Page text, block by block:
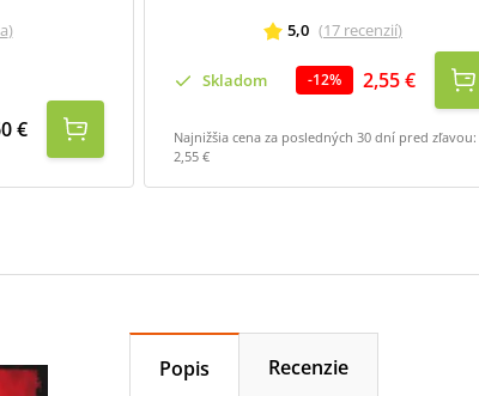
)
€
5,0 (17 recenzií)
Skladom -12% 2,55 €
Najnižšia cena za posledných 30 dní pred zľavou:
2,55 €
Popis Recenzie